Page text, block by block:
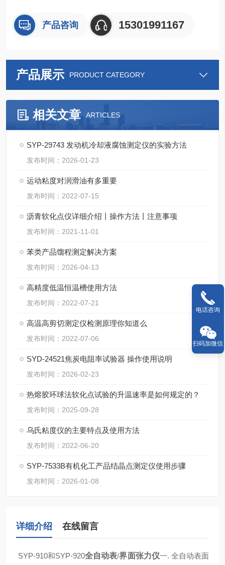
产品咨询 15301991167
产品展示 PRODUCT CATEGORY
相关文章 ARTICLES
SYP-29743 发动机冷却液腐蚀测定仪的实验方法
发布时间：2026-01-23
运动粘度对润滑油有多重要
发布时间：2022-07-15
沥青软化点仪详细介绍丨操作方法丨注意事项
发布时间：2021-11-01
苯类产品馏程测定解决方案
发布时间：2026-04-13
高精度低温恒温槽使用方法
发布时间：2022-07-21
高温高剪切测定仪检测原理你知道么
发布时间：2022-07-06
SYD-24521焦炭电阻率试验器 操作使用说明
发布时间：2026-02-23
热熔胶环球法软化点试验的升温速率是如何规定的？
发布时间：2025-09-28
乌氏粘度仪的主要特点及使用方法
发布时间：2022-06-20
SYP-7533B有机化工产品结晶点测定仪使用步骤
发布时间：2026-01-08
详细介绍 在线留言
SYP-910和SYP-920全自动表/界面张力仪一. 全自动表面
电话咨询
扫码加微信